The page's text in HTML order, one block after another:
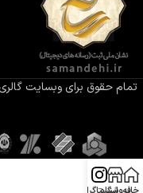
تمام حقوق برای وبسایت